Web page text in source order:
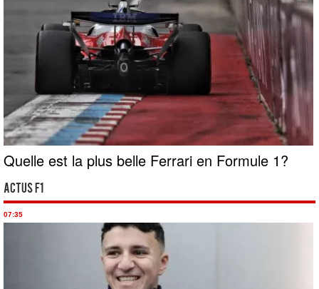
Quelle est la plus belle Ferrari en Formule 1?
Actus F1
07:35